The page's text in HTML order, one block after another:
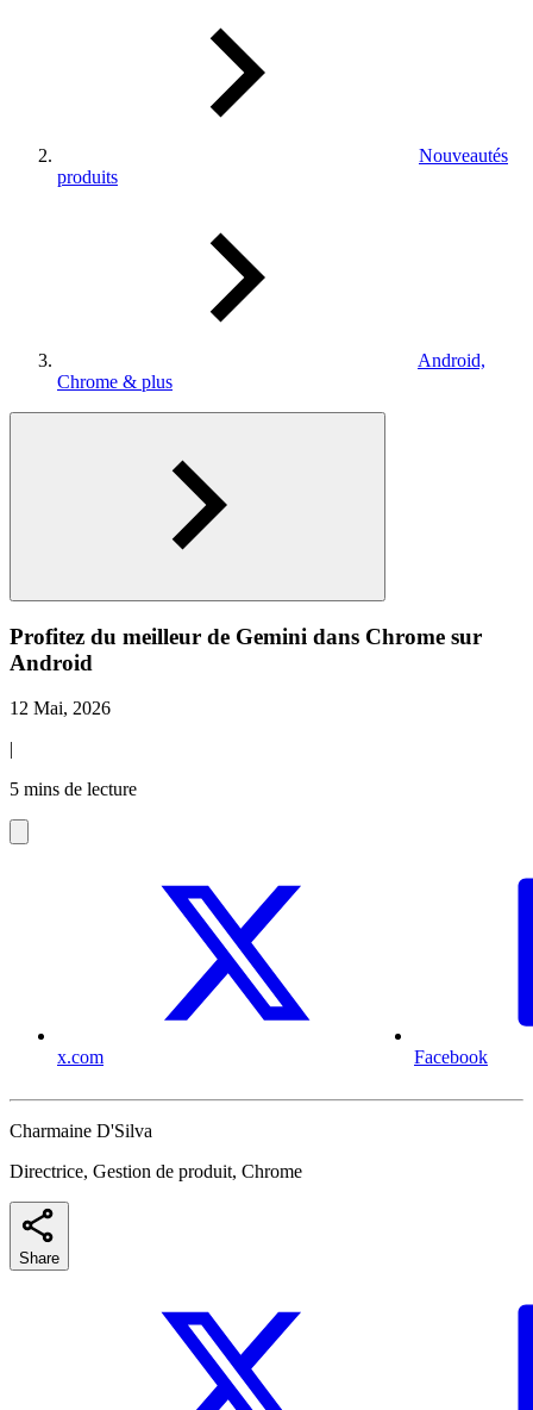
Nouveautés
produits
Android,
Chrome & plus
Profitez du meilleur de Gemini dans Chrome sur
Android
12 Mai, 2026
|
5 mins de lecture
x.com Facebook
Charmaine D'Silva
Directrice, Gestion de produit, Chrome
Share